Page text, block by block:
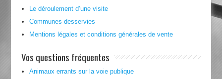
Le déroulement d’une visite
Communes desservies
Mentions légales et conditions générales de vente
Vos questions fréquentes
Animaux errants sur la voie publique